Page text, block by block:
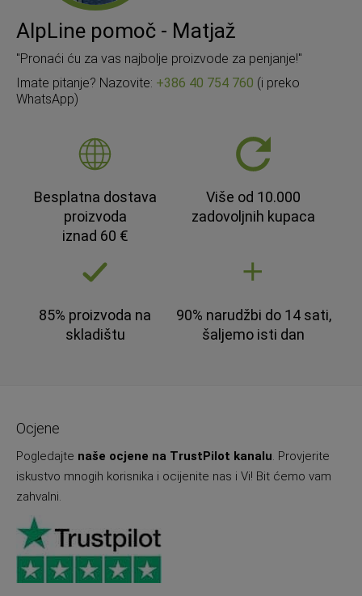
AlpLine pomoč - Matjaž
"Pronaći ću za vas najbolje proizvode za penjanje!"
Imate pitanje? Nazovite: +386 40 754 760 (i preko
WhatsApp)
Besplatna dostava
proizvoda
iznad 60 €
Više od 10.000
zadovoljnih kupaca
85% proizvoda na
skladištu
90% narudžbi do 14 sati,
šaljemo isti dan
Ocjene
Pogledajte naše ocjene na TrustPilot kanalu. Provjerite
iskustvo mnogih korisnika i ocijenite nas i Vi! Bit ćemo vam
zahvalni.